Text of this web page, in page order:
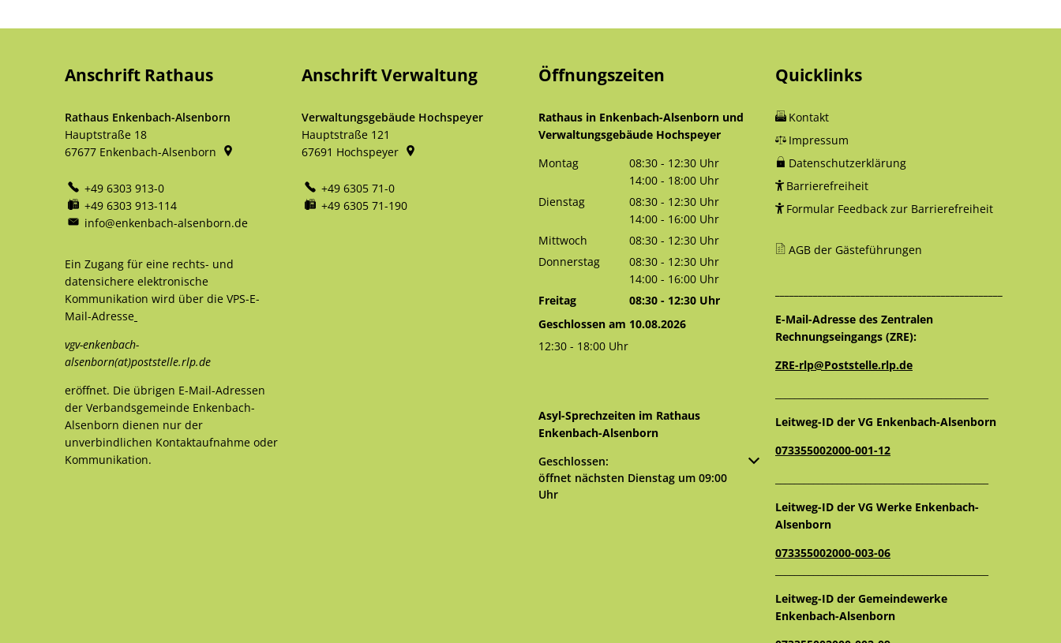
Anschrift Rathaus
Rathaus Enkenbach-Alsenborn
Hauptstraße 18
67677 Enkenbach-Alsenborn
+49 6303 913-0
+49 6303 913-114
info@enkenbach-alsenborn.de
Ein Zugang für eine rechts- und
datensichere elektronische
Kommunikation wird über die VPS-E-
Mail-Adresse
vgv-enkenbach-
alsenborn(at)poststelle.rlp.de
eröffnet. Die übrigen E-Mail-Adressen
der Verbandsgemeinde Enkenbach-
Alsenborn dienen nur der
unverbindlichen Kontaktaufnahme oder
Kommunikation.
Anschrift Verwaltung
Verwaltungsgebäude Hochspeyer
Hauptstraße 121
67691 Hochspeyer
+49 6305 71-0
+49 6305 71-190
Öffnungszeiten
Rathaus in Enkenbach-Alsenborn und
Verwaltungsgebäude Hochspeyer
Montag
08:30 - 12:30 Uhr
Von 08:30 bis 12:30 Uhr
14:00 - 18:00 Uhr
Von 14:00 bis 18:00 Uhr
Dienstag 08:30 - 12:30 Uhr
Von 08:30 bis 12:30 Uhr
14:00 - 16:00 Uhr
Von 14:00 bis 16:00 Uhr
Mittwoch 08:30 - 12:30 Uhr
Von 08:30 bis 12:30 Uhr
Donnerstag 08:30 - 12:30 Uhr
Von 08:30 bis 12:30 Uhr
14:00 - 16:00 Uhr
Von 14:00 bis 16:00 Uhr
Freitag 08:30 - 12:30 Uhr
Von 08:30 bis 12:30 Uhr
Geschlossen am 10.08.2026
12:30 - 18:00 Uhr
Asyl-Sprechzeiten im Rathaus
Enkenbach-Alsenborn
Klicken, um weitere Öffnungs- oder Schließzeiten auszublenden
Geschlossen:
öffnet nächsten Dienstag um 09:00
Uhr
Quicklinks
Kontakt
Impressum
Datenschutzerklärung
Barrierefreiheit
Formular Feedback zur Barrierefreiheit
AGB der Gästeführungen
E-Mail-Adresse des Zentralen
Rechnungseingangs (ZRE):
ZRE-rlp@Poststelle.rlp.de
Leitweg-ID der VG Enkenbach-Alsenborn
073355002000-001-12
Leitweg-ID der VG Werke Enkenbach-
Alsenborn
073355002000-003-06
Leitweg-ID der Gemeindewerke
Enkenbach-Alsenborn